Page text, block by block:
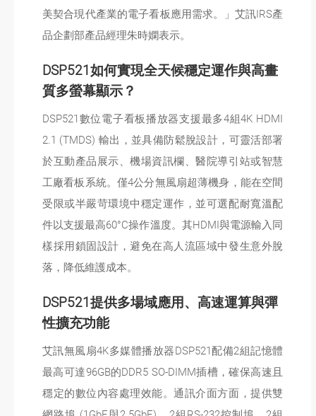
美契合現代產業的電子看板應用需求。」艾訊IRS產
品企劃部產品經理朱時嫻表示。
DSP521如何實現全天候穩定運作與高畫
質多螢幕顯示？
DSP521數位電子看板播放器支援最多4組4K HDMI
2.1 (TMDS) 輸出，並具備防鬆脫設計，可靈活部署
於互動產品展示、機場資訊欄、醫院導引站或智慧
工廠看板系統。僅4公分無風扇超薄機身，能在空間
受限或半嚴苛環境中穩定運作，並可選配耐寬溫配
件以支援最高60°C操作溫度。其HDMI與電源輸入同
樣採用鎖固設計，避免在高人流區域中發生意外脫
落，降低維護成本。
DSP521提供多場域應用、高速運算與彈
性擴充功能
艾訊無風扇4K多媒體播放器DSP521配備2組記憶體
最高可達96GB的DDR5 SO-DIMM插槽，確保高速且
穩定的數位內容處理效能。通訊介面方面，提供雙